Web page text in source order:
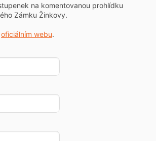
na komentovanou prohlídku
Zámku Žinkovy.
oficiálním webu.